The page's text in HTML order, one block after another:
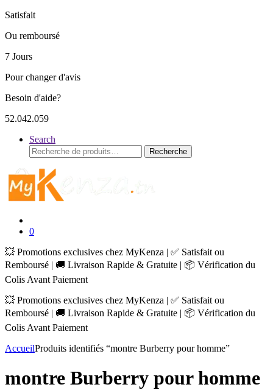
Satisfait
Ou remboursé
7 Jours
Pour changer d'avis
Besoin d'aide?
52.042.059
Search
Recherche
pour :
Recherche
0
💥 Promotions exclusives chez MyKenza | ✅ Satisfait ou
Remboursé | 🚚 Livraison Rapide & Gratuite | 📦 Vérification du
Colis Avant Paiement
💥 Promotions exclusives chez MyKenza | ✅ Satisfait ou
Remboursé | 🚚 Livraison Rapide & Gratuite | 📦 Vérification du
Colis Avant Paiement
AccueilProduits identifiés “montre Burberry pour homme”
montre Burberry pour homme